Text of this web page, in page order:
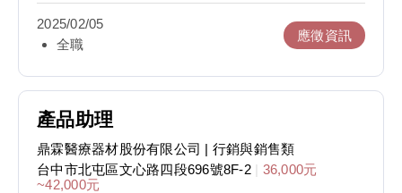
2025/02/05
全職
應徵資訊
產品助理
鼎霖醫療器材股份有限公司 | 行銷與銷售類
台中市北屯區文心路四段696號8F-2| 36,000元
~42,000元